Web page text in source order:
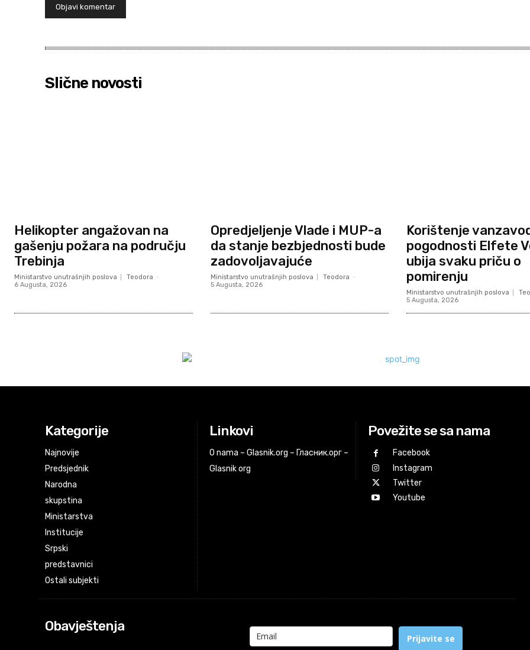
Slične novosti
Helikopter angažovan na
gašenju požara na području
Trebinja
Ministarstvo unutrašnjih poslova Teodora -
6 Augusta, 2026
Opredjeljenje Vlade i MUP-a
da stanje bezbjednosti bude
zadovoljavajuće
Ministarstvo unutrašnjih poslova Teodora -
5 Augusta, 2026
Korištenje
pogodnosti Elfete
ubija svaku priču o
pomirenju
Ministarstvo unutrašnjih poslova
5 Augusta, 2026
Kategorije
Najnovije
Predsjednik
Narodna
skupstina
Ministarstva
Institucije
Srpski
predstavnici
Ostali subjekti
Linkovi
O nama – Glasnik.org – Гласник.орг –
Glasnik org
Povežite se sa nama
Facebook
Instagram
Twitter
Youtube
Obavještenja
Prijavite se